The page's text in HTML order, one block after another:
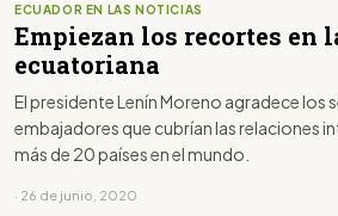
ECUADOR EN LAS NOTICIAS
Empiezan los recortes en
ecuatoriana
El presidente Lenín Moreno agradece los
embajadores que cubrían las relaciones
más de 20 países en el mundo.
· 26 de junio, 2020